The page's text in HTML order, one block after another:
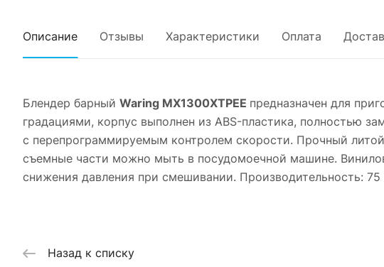
Описание Отзывы Характеристики Оплата
Блендер барный Waring MX1300XTPEE предназначен для
градациями, корпус выполнен из ABS-пластика, полностью
с перепрограммируемым контролем скорости. Прочный
съемные части можно мыть в посудомоечной машине.
снижения давления при смешивании. Производительность:
Назад к списку